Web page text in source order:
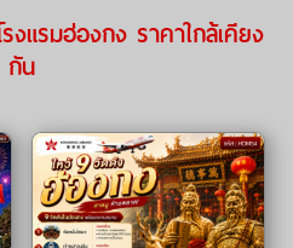
แรมฮ่องกง ราคาใกล้เคียง
กัน